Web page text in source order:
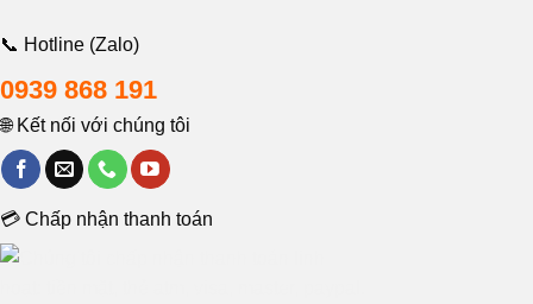
📞 Hotline (Zalo)
0939 868 191
🌐 Kết nối với chúng tôi
💳 Chấp nhận thanh toán